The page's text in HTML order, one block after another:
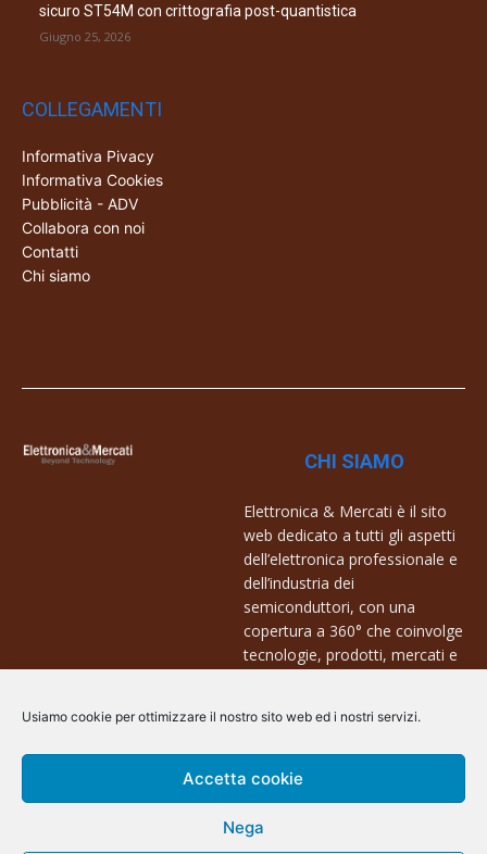
Usiamo cookie per ottimizzare il nostro sito web ed i nostri servizi.
Accetta cookie
Nega
sicuro ST54M con crittografia post-quantistica
Giugno 25, 2026
COLLEGAMENTI
Informativa Pivacy
Informativa Cookies
Pubblicità - ADV
Collabora con noi
Contatti
Chi siamo
CHI SIAMO
Elettronica & Mercati è il sito
web dedicato a tutti gli aspetti
dell’elettronica professionale e
dell’industria dei
semiconduttori, con una
copertura a 360° che coinvolge
tecnologie, prodotti, mercati e
Contatti:
info@arscommunication.it